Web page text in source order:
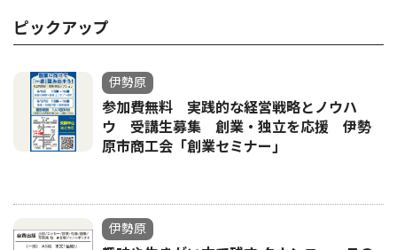
ピックアップ
伊勢原
参加費無料 実践的な経営戦略とノウハ
ウ 受講生募集 創業・独立を応援 伊勢
原市商工会「創業セミナー｣
伊勢原